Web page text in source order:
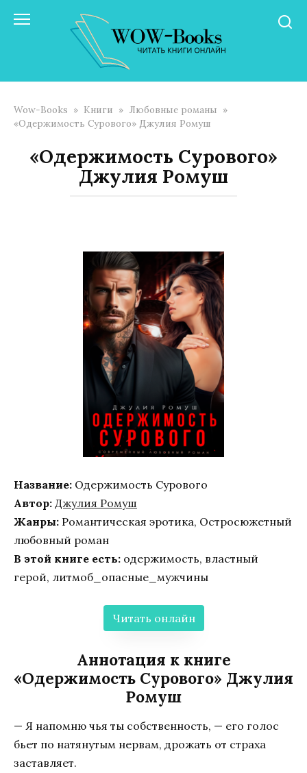
Wow-Books » Книги » Любовные романы »
«Одержимость Сурового» Джулия Ромуш
«Одержимость Сурового»
Джулия Ромуш
Название: Одержимость Сурового
Автор: Джулия Ромуш
Жанры: Романтическая эротика, Остросюжетный
любовный роман
В этой книге есть: одержимость, властный
герой, литмоб_опасные_мужчины
Читать онлайн
Аннотация к книге
«Одержимость Сурового» Джулия
Ромуш
— Я напомню чья ты собственность, — его голос
бьет по натянутым нервам, дрожать от страха
заставляет.